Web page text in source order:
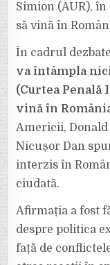
Simion (AUR),
să vină în
În cadrul
va întâmpla
(Curtea Penală
vină în
Americii,
Nicușor Dan
interzis în
ciudată.
Afirmația a fost
despre politica
față de